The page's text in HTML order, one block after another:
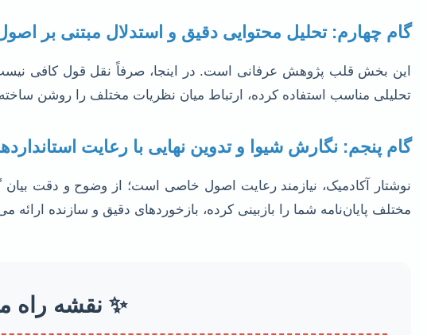
گام چهارم: تحلیل محتوایی دقیق و استدلال مبتنی بر
این بخش قلب پژوهش عرفانی است. در اینجا، صرفاً نقل قول کافی نیست؛
تحلیلی مناسب استفاده کرده، ارتباط میان نظریات مختلف را روشن ساخته
گام پنجم: نگارش شیوا و تدوین نهایی با رعایت
نوشتار آکادمیک، نیازمند رعایت اصول خاصی است؛ از وضوح و دقت
مختلف پایان‌نامه شما را بازبینی کرده، بازخوردهای دقیق و سازنده
✨ نقشه راه